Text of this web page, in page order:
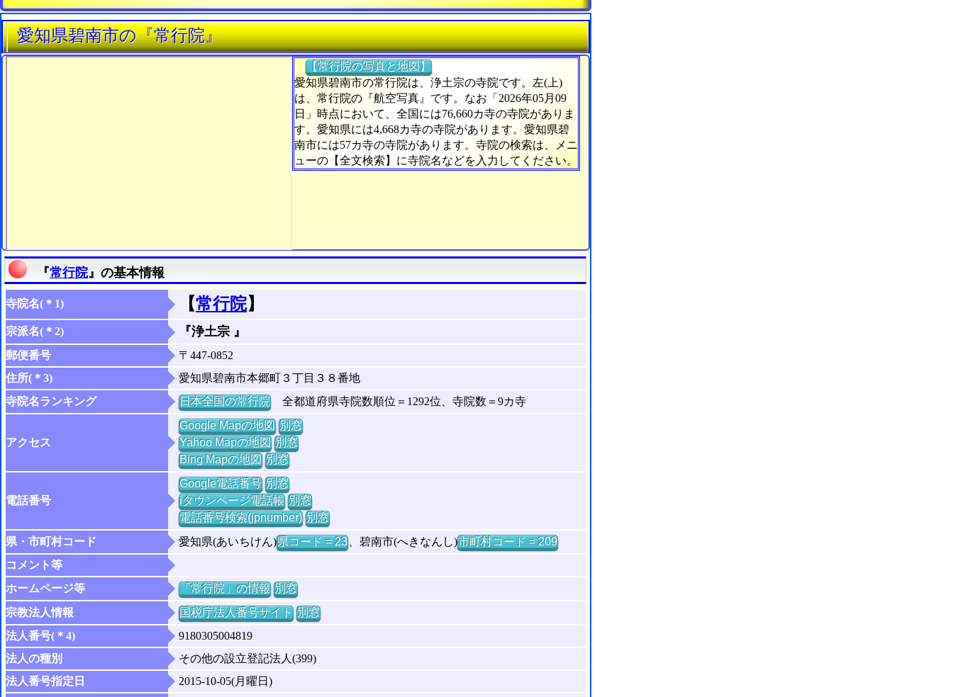
愛知県碧南市の『常行院』
【常行院の写真と地図】
愛知県碧南市の常行院は、浄土宗の寺院です。左(上)
は、常行院の『航空写真』です。なお「2026年05月09
日」時点において、全国には76,660カ寺の寺院がありま
す。愛知県には4,668カ寺の寺院があります。愛知県碧
南市には57カ寺の寺院があります。寺院の検索は、メニ
ューの【全文検索】に寺院名などを入力してください。
『常行院』の基本情報
寺院名(＊1) 【常行院】
宗派名(＊2) 『浄土宗 』
郵便番号
〒447-0852
住所(＊3)
愛知県碧南市本郷町３丁目３８番地
寺院名ランキング
日本全国の常行院全都道府県寺院数順位＝1292位、寺院数＝9カ寺
アクセス
Google Mapの地図 別窓
Yahoo Mapの地図 別窓
Bing Mapの地図 別窓
電話番号
Google電話番号 別窓
iタウンページ電話帳 別窓
電話番号検索(jpnumber) 別窓
県・市町村コード
愛知県(あいちけん)県コード = 23、碧南市(へきなんし)市町村コード = 209
コメント等
ホームページ等
「常行院」の情報 別窓
宗教法人情報
国税庁法人番号サイト 別窓
法人番号(＊4)
9180305004819
法人の種別
その他の設立登記法人(399)
法人番号指定日
2015-10-05(月曜日)